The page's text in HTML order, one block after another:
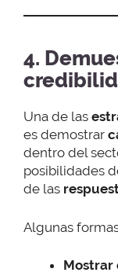
4.
Una de las
es demostrar
dentro del
posibilidades
de las
Algunas
Mostrar